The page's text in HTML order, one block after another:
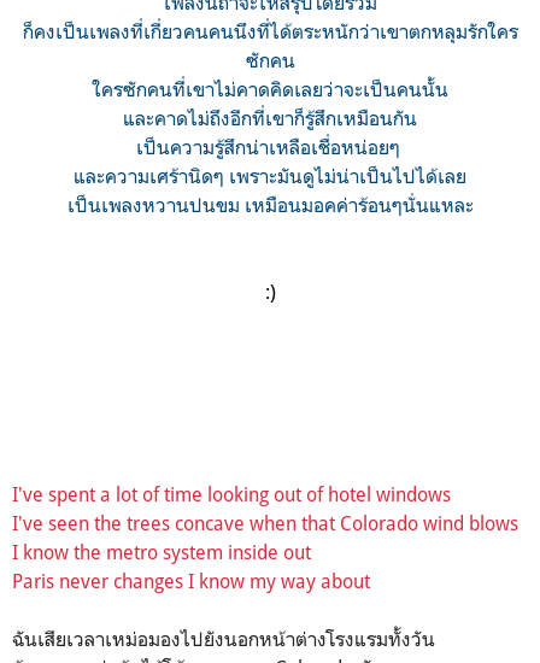
ก็คงเป็นเพลงที่เกี่ยวคนคนนึงที่ได้ตระหนักว่าเขาตกหลุมรักใคร
ซักคน
ใครซักคนที่เขาไม่คาดคิดเลยว่าจะเป็นคนนั้น
และคาดไม่ถึงอีกที่เขาก็รู้สึกเหมือนกัน
เป็นความรู้สึกน่าเหลือเชื่อหน่อยๆ
และความเศร้านิดๆ เพราะมันดูไม่น่าเป็นไปได้เลย
เป็นเพลงหวานปนขม เหมือนมอคค่าร้อนๆนั่นแหละ
:)
I've spent a lot of time looking out of hotel windows
I've seen the trees concave when that Colorado wind blows
I know the metro system inside out
Paris never changes I know my way about
ฉันเสียเวลาเหม่อมองไปยังนอกหน้าต่างโรงแรมทั้งวัน